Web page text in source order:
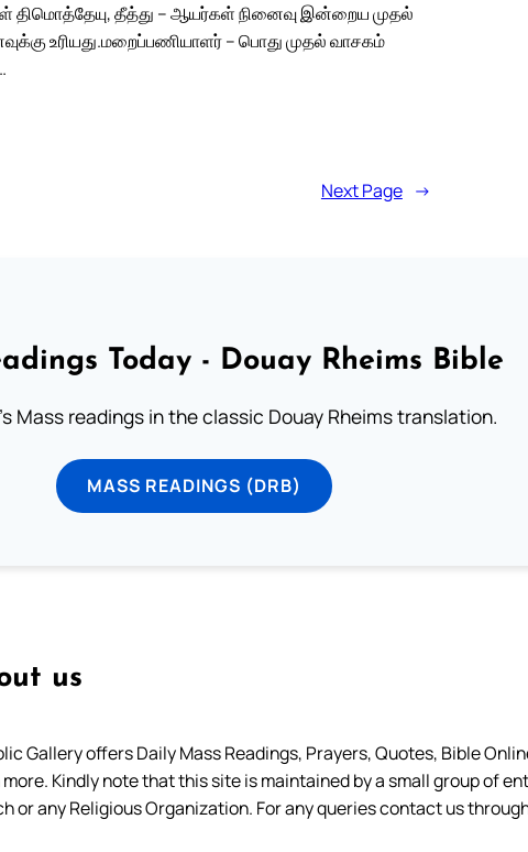
திமொத்தேயு, தீத்து – ஆயர்கள் நினைவு இன்றைய முதல்
உரியது.மறைப்பணியாளர் – பொது முதல் வாசகம்
Next Page →
Today - Douay Rheims Bible
Mass readings in the classic Douay Rheims translation.
MASS READINGS (DRB)
us
Gallery offers Daily Mass Readings, Prayers, Quotes, Bible
more. Kindly note that this site is maintained by a small group of
or any Religious Organization. For any queries contact us